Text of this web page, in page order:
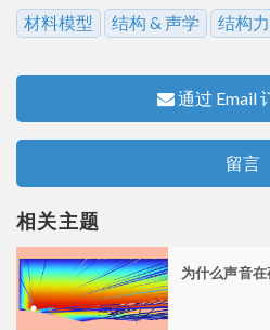
材料模型 结构 & 声学 结构
通过 Email
留言
相关主题
为什么声音